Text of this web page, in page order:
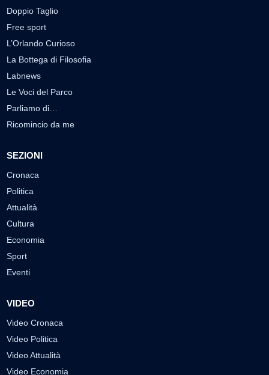
Doppio Taglio
Free sport
L’Orlando Curioso
La Bottega di Filosofia
Labnews
Le Voci del Parco
Parliamo di…
Ricomincio da me
SEZIONI
Cronaca
Politica
Attualità
Cultura
Economia
Sport
Eventi
VIDEO
Video Cronaca
Video Politica
Video Attualità
Video Economia